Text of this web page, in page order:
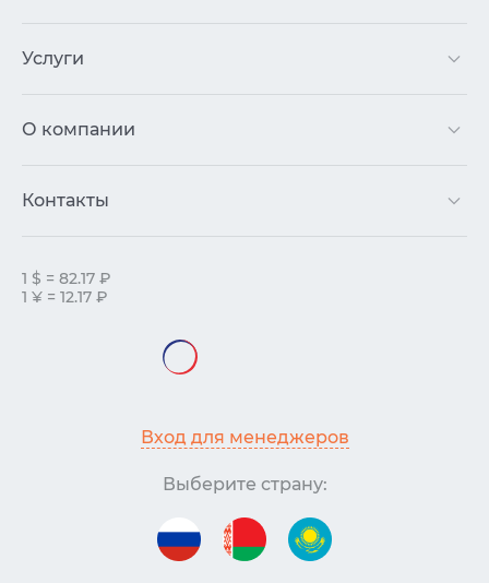
Услуги
О компании
Контакты
1 $ = 82.17 ₽
1 ¥ = 12.17 ₽
Вход для менеджеров
Выберите страну: